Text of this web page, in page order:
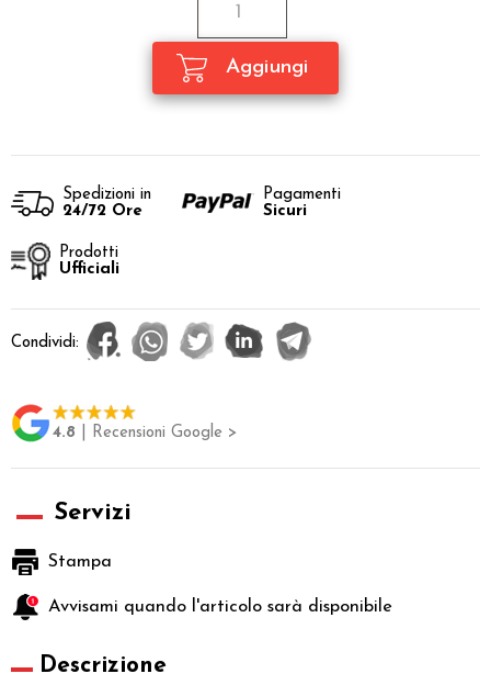
Spedizioni in
24/72 Ore
Pagamenti
Sicuri
Prodotti
Ufficiali
Condividi:
4.8 | Recensioni Google >
Servizi
Stampa
Avvisami quando l'articolo sarà disponibile
Descrizione